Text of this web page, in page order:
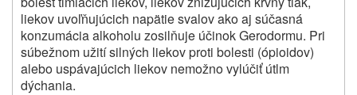
liekov uvoľňujúcich napätie svalov ako aj súčasná
konzumácia alkoholu zosilňuje účinok Gerodormu. Pri
súbežnom užití silných liekov proti bolesti (ópioidov)
alebo uspávajúcich liekov nemožno vylúčiť útlm
dýchania.